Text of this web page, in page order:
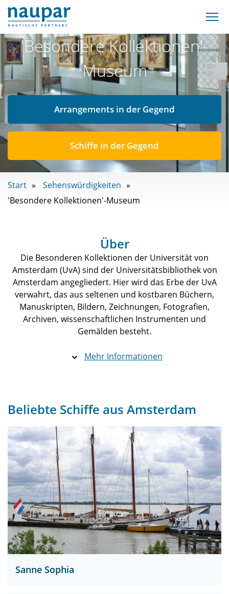
'Besondere Kollektionen'-
Museum
Arrangements in der Gegend
Schiffe in der Gegend
Start
Sehenswürdigkeiten
'Besondere Kollektionen'-Museum
Über
Die Besonderen Kollektionen der Universität von
Amsterdam (UvA) sind der Universitätsbibliothek von
Amsterdam angegliedert. Hier wird das Erbe der UvA
verwahrt, das aus seltenen und kostbaren Büchern,
Manuskripten, Bildern, Zeichnungen, Fotografien,
Archiven, wissenschaftlichen Instrumenten und
Gemälden besteht.
Mehr Informationen
Beliebte Schiffe aus Amsterdam
Sanne Sophia